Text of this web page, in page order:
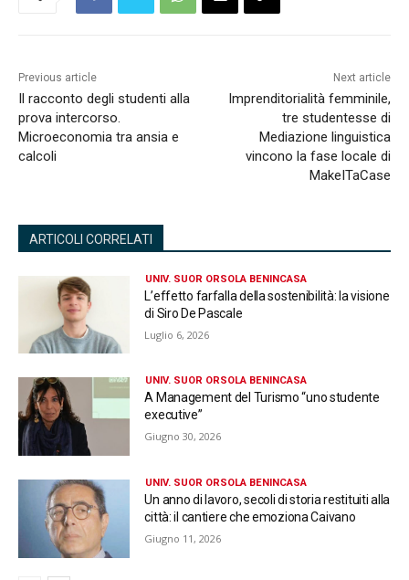
Previous article
Il racconto degli studenti alla
prova intercorso.
Microeconomia tra ansia e
calcoli
Next article
Imprenditorialità femminile,
tre studentesse di
Mediazione linguistica
vincono la fase locale di
MakeITaCase
ARTICOLI CORRELATI
UNIV. SUOR ORSOLA BENINCASA
L’effetto farfalla della sostenibilità: la visione
di Siro De Pascale
Luglio 6, 2026
UNIV. SUOR ORSOLA BENINCASA
A Management del Turismo “uno studente
executive”
Giugno 30, 2026
UNIV. SUOR ORSOLA BENINCASA
Un anno di lavoro, secoli di storia restituiti alla
città: il cantiere che emoziona Caivano
Giugno 11, 2026